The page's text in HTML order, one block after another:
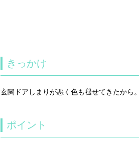
きっかけ
玄関ドアしまりが悪く色も褪せてきたから
ポイント